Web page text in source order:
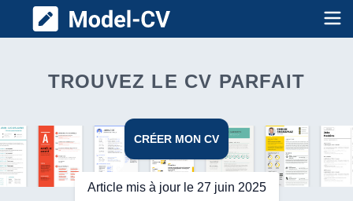
Model CV
TROUVEZ LE CV PARFAIT
CRÉER MON CV
Article mis à jour le 27 juin 2025